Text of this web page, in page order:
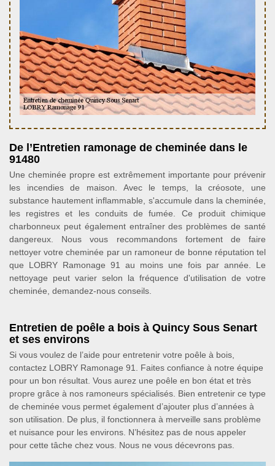
De l’Entretien ramonage de cheminée dans le
91480
Une cheminée propre est extrêmement importante pour prévenir
les incendies de maison. Avec le temps, la créosote, une
substance hautement inflammable, s'accumule dans la cheminée,
les registres et les conduits de fumée. Ce produit chimique
charbonneux peut également entraîner des problèmes de santé
dangereux. Nous vous recommandons fortement de faire
nettoyer votre cheminée par un ramoneur de bonne réputation tel
que LOBRY Ramonage 91 au moins une fois par année. Le
nettoyage peut varier selon la fréquence d'utilisation de votre
cheminée, demandez-nous conseils.
Entretien de poêle a bois à Quincy Sous Senart
et ses environs
Si vous voulez de l’aide pour entretenir votre poêle à bois,
contactez LOBRY Ramonage 91. Faites confiance à notre équipe
pour un bon résultat. Vous aurez une poêle en bon état et très
propre grâce à nos ramoneurs spécialisés. Bien entretenir ce type
de cheminée vous permet également d’ajouter plus d’années à
son utilisation. De plus, il fonctionnera à merveille sans problème
et nuisance pour les environs. N’hésitez pas de nous appeler
pour cette tâche chez vous. Nous ne vous décevrons pas.